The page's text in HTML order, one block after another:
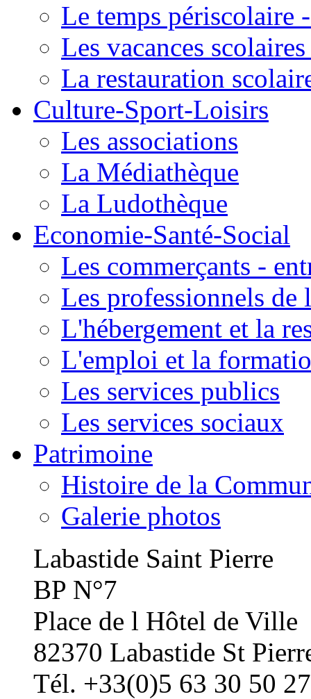
Le temps périscolaire
Les vacances
La restauration
Culture-Sport-Loisirs
Les associations
La Médiathèque
La Ludothèque
Economie-Santé-Social
Les commerçants -
Les professionnels de
L'hébergement et la
L'emploi et la
Les services publics
Les services sociaux
Patrimoine
Histoire de la
Galerie photos
Labastide Saint Pierre
BP N°7
Place de l Hôtel de Ville
82370 Labastide St
Tél. +33(0)5 63 30 50 27